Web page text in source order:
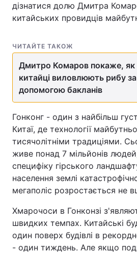
дізнатися долю Дмитра
китайських провидців
ЧИТАЙТЕ ТАКОЖ
Дмитро Комаров покаже, як
китайці виловлюють рибу за
допомогою бакланів
Гонконг - один з найбільш
Китаї, де технології
тисячолітніми традиціями.
живе понад 7 мільйонів
специфіку гірського
населення землі
мегаполіс розростається не
Хмарочоси в Гонконзі
швидких темпах. Китайські
один поверх будівлі в
- один тиждень. Але якщо